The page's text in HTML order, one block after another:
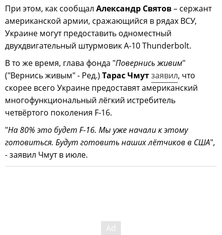
При этом, как сообщал Александр Святов– сержант
американской армии, сражающийся в рядах ВСУ,
Украине могут предоставить одноместный
двухдвигательный штурмовик A-10 Thunderbolt.
В то же время, глава фонда "Повернись живим"
("Вернись живым" - Ред.) Тарас Чмутзаявил, что
скорее всего Украине предоставят американский
многофункциональный лёгкий истребитель
четвёртого поколения F-16.
"На 80% это будет F-16. Мы уже начали к этому
готовиться. Будут готовить наших лётчиков в США",
- заявил Чмут в июле.